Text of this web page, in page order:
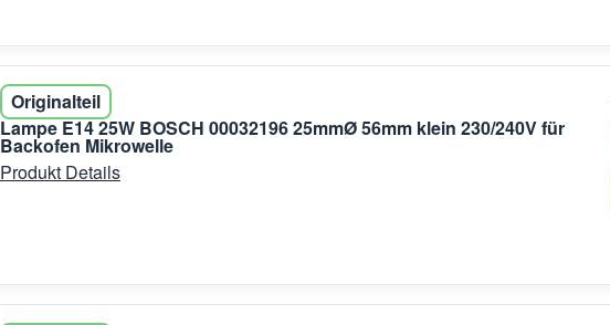
Originalteil
Lampe E14 25W BOSCH 00032196 25mmØ 56mm klein 230/240V für
Backofen Mikrowelle
Produkt Details